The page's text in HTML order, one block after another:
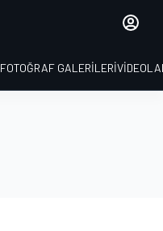
FOTOĞRAF GALERILERI